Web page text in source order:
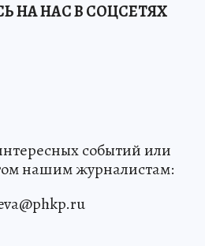
НА НАС В СОЦСЕТЯХ
событий или
нашим журналистам: